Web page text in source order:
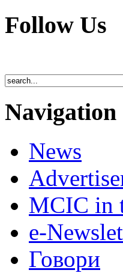
Follow Us
Navigation
News
MCIC in
e-
Говори